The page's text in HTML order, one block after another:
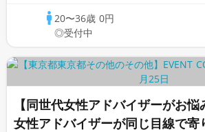
20〜36歳0円
◎受付中
【同世代女性アドバイザーがお悩
女性アドバイザーが同じ目線で寄